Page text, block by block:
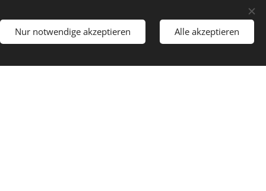
Nur notwendige akzeptieren Alle akzeptieren